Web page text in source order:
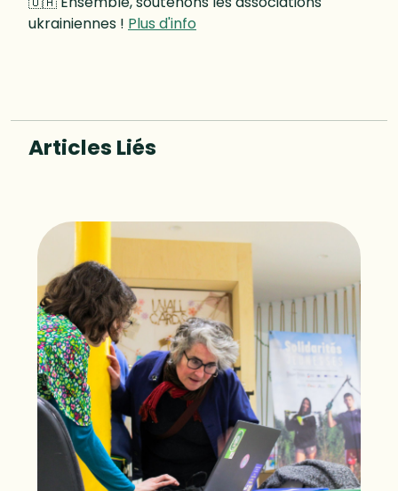
ukrainiennes ! Plus d'info
Articles Liés